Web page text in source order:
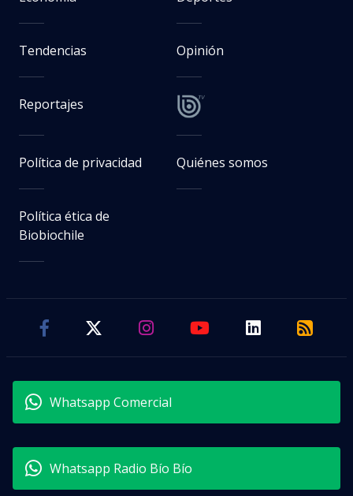
Con fuerte irrupción de
Solabarrieta: Cadem midió rostros
de TV más conocidos y mejor
Diego Vera
Periodista de Magazine
Jueves 06 Agosto, 2026 | 07:13
Seguimos criterios de
visitas
Cadem publicó un estudio donde mide el nivel de
conocimiento entre el público de los principales